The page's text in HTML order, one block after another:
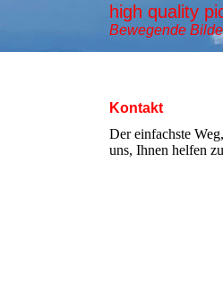
high quality
Bewegende
Kontakt
Der einfachste
uns, Ihnen helfen